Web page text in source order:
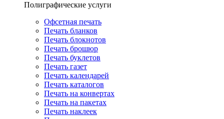
Полиграфические услуги
Офсетная печать
Печать бланков
Печать блокнотов
Печать брошюр
Печать буклетов
Печать газет
Печать календарей
Печать каталогов
Печать на конвертах
Печать на пакетах
Печать наклеек